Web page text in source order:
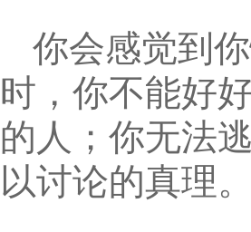
你会感觉到
时，你不能好
的人；你无法
以讨论的真理